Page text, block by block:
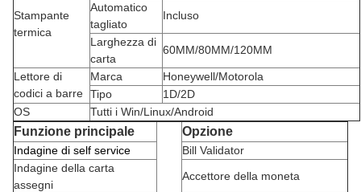
Stampante
termica
Automatico
tagliato
Incluso
Larghezza di
carta
60MM/80MM/120MM
Lettore di
codici a barre
Marca
Honeywell/Motorola
Tipo
1D/2D
OS
Tutti i Win/Linux/Android
Funzione principale Opzione
Indagine di self service
Bill Validator
Indagine della carta
assegni
Accettore della moneta